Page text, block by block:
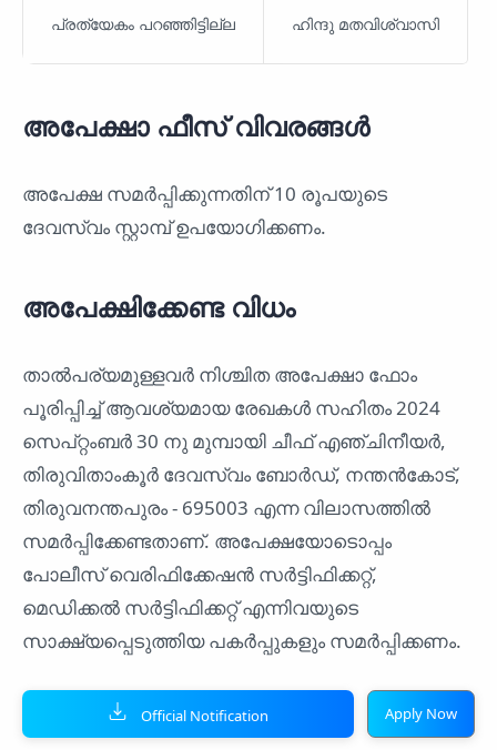
പ്രത്യേകം പറഞ്ഞിട്ടില്ല ഹിന്ദു മതവിശ്വാസി
അപേക്ഷാ ഫീസ് വിവരങ്ങൾ
അപേക്ഷ സമർപ്പിക്കുന്നതിന് 10 രൂപയുടെ
ദേവസ്വം സ്റ്റാമ്പ് ഉപയോഗിക്കണം.
അപേക്ഷിക്കേണ്ട വിധം
താൽപര്യമുള്ളവർ നിശ്ചിത അപേക്ഷാ ഫോം
പൂരിപ്പിച്ച് ആവശ്യമായ രേഖകൾ സഹിതം 2024
സെപ്റ്റംബർ 30 നു മുമ്പായി ചീഫ് എഞ്ചിനീയർ,
തിരുവിതാംകൂർ ദേവസ്വം ബോർഡ്, നന്തൻകോട്,
തിരുവനന്തപുരം - 695003 എന്ന വിലാസത്തിൽ
സമർപ്പിക്കേണ്ടതാണ്. അപേക്ഷയോടൊപ്പം
പോലീസ് വെരിഫിക്കേഷൻ സർട്ടിഫിക്കറ്റ്,
മെഡിക്കൽ സർട്ടിഫിക്കറ്റ് എന്നിവയുടെ
സാക്ഷ്യപ്പെടുത്തിയ പകർപ്പുകളും സമർപ്പിക്കണം.
Official Notification Apply Now